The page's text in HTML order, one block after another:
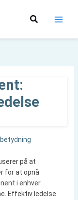
Søg
på at
for at opnå
i enhver
Effektiv ledelse